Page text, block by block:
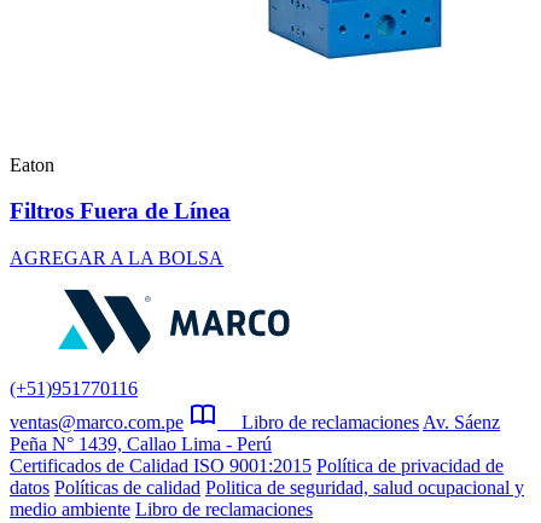
Eaton
Filtros Fuera de Línea
AGREGAR A LA BOLSA
(+51)951770116
ventas@marco.com.pe
Libro de reclamaciones Av. Sáenz
Peña N° 1439, Callao Lima - Perú
Certificados de Calidad ISO 9001:2015 Política de privacidad de
datos Políticas de calidad Politica de seguridad, salud ocupacional y
medio ambiente Libro de reclamaciones